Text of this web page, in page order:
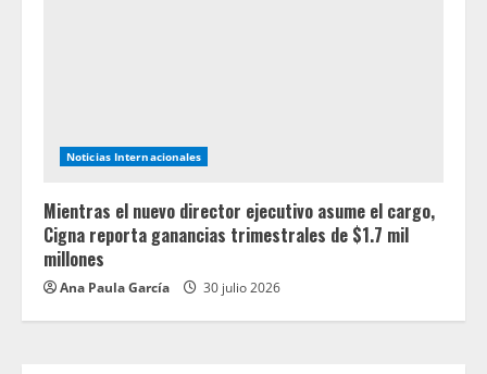
Noticias Internacionales
Mientras el nuevo director ejecutivo asume el cargo,
Cigna reporta ganancias trimestrales de $1.7 mil
millones
Ana Paula García 30 julio 2026